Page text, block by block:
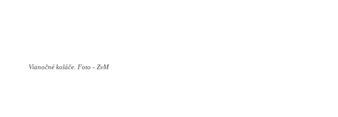
Vianočné koláče. Foto - ZvM